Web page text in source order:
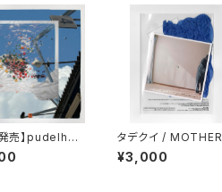
売】pudelhun
タデクイ / MOTHER
¥3,000